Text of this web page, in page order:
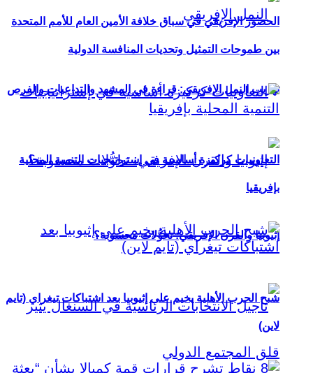
تهريب النمل الإفريقي: قراءة في المشهد والتداعيات والفرص
إثيوبيا والقرن الإفريقي: تحوُّلات محسوبة؟
الحضور الإفريقي في سباق خلافة الأمين العام للأمم المتحدة
بين طموحات التمثيل وتحديات المنافسة الدولية
التعاونيات كركيزة أساسية في إستراتيجيات التنمية المحلية
بإفريقيا
شبح الحرب الأهلية يخيم على إثيوبيا بعد اشتباكات تيغراي (تايم
لاين)